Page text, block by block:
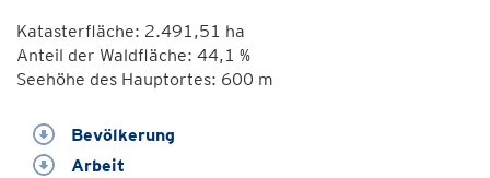
Katasterfläche: 2.491,51 ha
Anteil der Waldfläche: 44,1 %
Seehöhe des Hauptortes: 600 m
Bevölkerung
Arbeit